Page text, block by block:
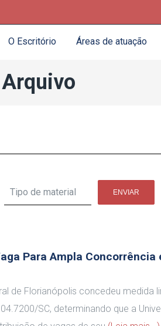
O Escritório Áreas de atuação
Arquivo
Para Ampla Concorrência
de Florianópolis concedeu medida
SC, determinando que a